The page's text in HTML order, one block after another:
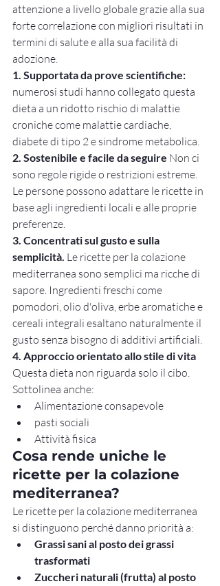
attenzione a livello globale grazie alla sua
forte correlazione con migliori risultati in
termini di salute e alla sua facilità di
adozione.
1. Supportata da prove scientifiche:
numerosi studi hanno collegato questa
dieta a un ridotto rischio di malattie
croniche come malattie cardiache,
diabete di tipo 2 e sindrome metabolica.
2. Sostenibile e facile da seguire Non ci
sono regole rigide o restrizioni estreme.
Le persone possono adattare le ricette in
base agli ingredienti locali e alle proprie
preferenze.
3. Concentrati sul gusto e sulla
semplicità. Le ricette per la colazione
mediterranea sono semplici ma ricche di
sapore. Ingredienti freschi come
pomodori, olio d'oliva, erbe aromatiche e
cereali integrali esaltano naturalmente il
gusto senza bisogno di additivi artificiali.
4. Approccio orientato allo stile di vita
Questa dieta non riguarda solo il cibo.
Sottolinea anche:
Alimentazione consapevole
pasti sociali
Attività fisica
Cosa rende uniche le
ricette per la colazione
mediterranea?
Le ricette per la colazione mediterranea
si distinguono perché danno priorità a:
Grassi sani al posto dei grassi
trasformati
Zuccheri naturali (frutta) al posto